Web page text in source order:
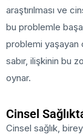
araştırılması ve
bu problemle başa
problemi yaşayan
sabır, ilişkinin bu
oynar.
Cinsel
Cinsel sağlık,